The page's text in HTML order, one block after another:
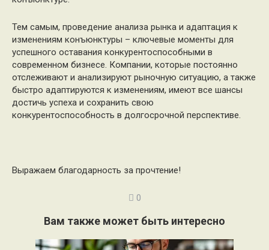
Тем самым, проведение анализа рынка и адаптация к
изменениям конъюнктуры – ключевые моменты для
успешного оставания конкурентоспособными в
современном бизнесе. Компании, которые постоянно
отслеживают и анализируют рыночную ситуацию, а также
быстро адаптируются к изменениям, имеют все шансы
достичь успеха и сохранить свою
конкурентоспособность в долгосрочной перспективе.
Выражаем благодарность за прочтение!
0
Вам также может быть интересно